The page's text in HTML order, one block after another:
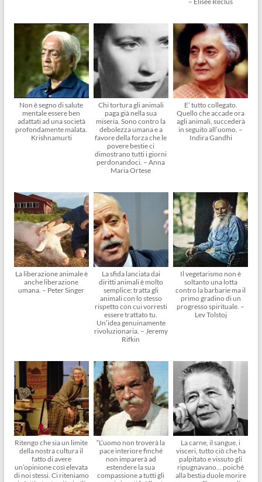
Non è segno di salute
mentale essere ben
adattati ad una società
profondamente malata.
Krishnamurti
Chi tortura gli animali
paga già nella sua
miseria. Sono contro la
debolezza umana e a
favore della forza che le
povere bestie ci
dimostrano tutti i giorni
perdonandoci. – Anna
Maria Ortese
E’ tutto collegato.
Quello che accade ora
agli animali, succederà
in seguito all’uomo. –
Indira Gandhi
La liberazione animale è
anche liberazione
umana. – Peter Singer
La sfida lanciata dai
diritti animali è molto
semplice: tratta gli
animali con lo stesso
rispetto con cui vorresti
essere trattato tu.
Un’idea genuinamente
rivoluzionaria. – Jeremy
Rifkin
Il vegetarismo non è
soltanto una lotta
contro la barbarie ma il
primo gradino di un
progresso spirituale. –
Lev Tolstoj
Ritengo che sia un limite
della nostra cultura il
fatto di avere
un’opinione così elevata
di noi stessi. Ci riteniamo
“L’uomo non troverà la
pace interiore finché
non imparerà ad
estendere la sua
compassione a tutti gli
La carne, il sangue, i
visceri, tutto ciò che ha
palpitato e vissuto gli
ripugnavano… poiché
alla bestia duole morire